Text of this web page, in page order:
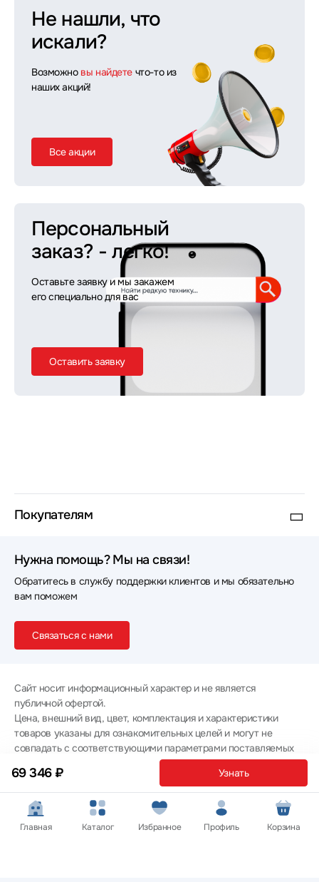
69 346 ₽ Узнать
Не нашли, что
искали?
Возможно вы найдете что-то из
наших акций!
Все акции
Персональный
заказ? - легко!
Оставьте заявку и мы закажем
его специально для вас
Оставить заявку
Покупателям
Нужна помощь? Мы на связи!
Обратитесь в службу поддержки клиентов и мы обязательно
вам поможем
Связаться с нами
Сайт носит информационный характер и не является
публичной офертой.
Цена, внешний вид, цвет, комплектация и характеристики
товаров указаны для ознакомительных целей и могут не
совпадать с соответствующими параметрами поставляемых
товаров - уточняйте информацию у менеджера при
оформлении заказа.
Политика конфиденциальности
© 2012 — 2026 ООО «Эпл Тэк»
Главная Каталог Избранное Профиль Корзина